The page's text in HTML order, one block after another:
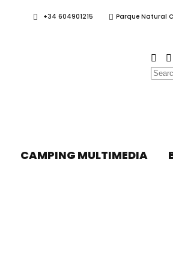
+34 604901215 Parque Natural
CAMPING MULTIMEDIA